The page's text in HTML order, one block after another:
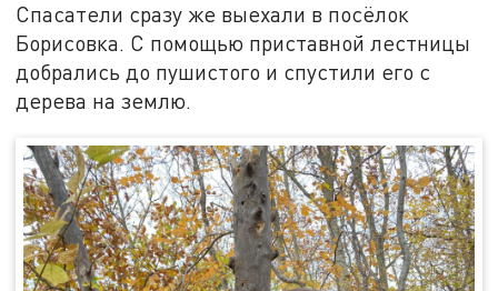
Спасатели сразу же выехали в посёлок
Борисовка. С помощью приставной лестницы
добрались до пушистого и спустили его с
дерева на землю.